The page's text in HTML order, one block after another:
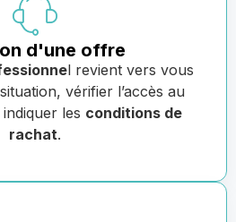
d'une offre
l revient vers vous
vérifier l’accès au
les conditions de
rachat.